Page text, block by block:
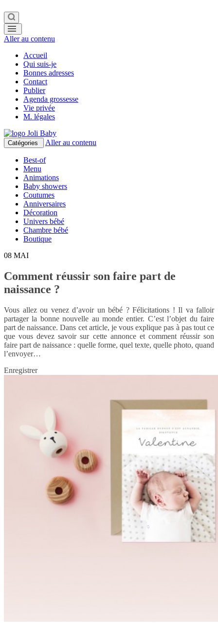
Aller au contenu
Accueil
Qui suis-je
Bonnes adresses
Contact
Publier
Agenda grossesse
Vie privée
M. légales
Catégories Aller au contenu
Best-of
Menu
Animations
Baby showers
Coutumes
Anniversaires
Décoration
Univers bébé
Chambre bébé
Boutique
08 MAI
Comment réussir son faire part de
naissance ?
Vous allez ou venez d’avoir un bébé ? Félicitations ! Il va falloir
partager la bonne nouvelle au monde entier. C’est l’objet du faire
part de naissance. Dans cet article, je vous explique pas à pas tout ce
que vous devez savoir sur cette annonce et comment réussir son
faire part de naissance : quelle forme, quel texte, quelle photo, quand
l’envoyer…
Enregistrer